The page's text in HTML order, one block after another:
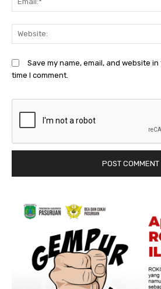
Save my name, email, and website
time I comment.